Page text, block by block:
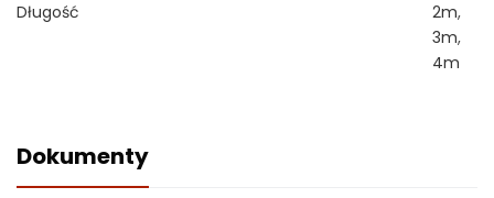
Długość
2m,
3m,
4m
Dokumenty